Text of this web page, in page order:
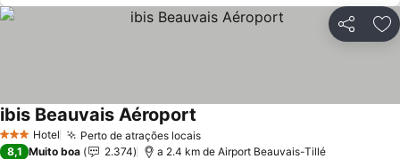
Partilhar
3 EstrelasHotel Perto de atrações locais
ibis Beauvais Aéroport
8,1 Muito boa 2.374 a 2.4 km de Airport Beauvais-Tillé